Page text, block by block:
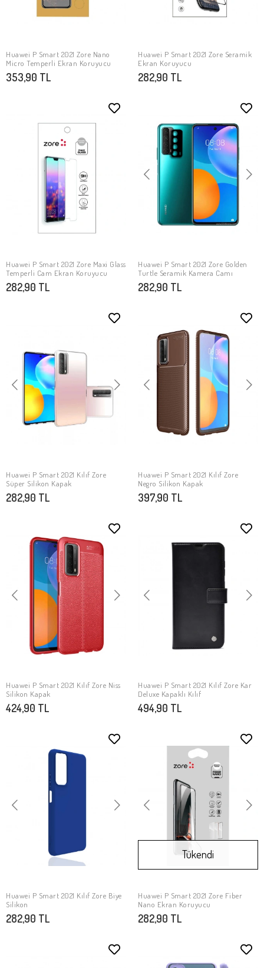
SEPETE EKLE
Huawei P Smart 2021 Zore Nano
Micro Temperli Ekran Koruyucu
353,90 TL
SEPETE EKLE
Huawei P Smart 2021 Zore Seramik
Ekran Koruyucu
282,90 TL
SEPETE EKLE
Huawei P Smart 2021 Zore Maxi Glass
Temperli Cam Ekran Koruyucu
282,90 TL
SEPETE EKLE
Huawei P Smart 2021 Zore Golden
Turtle Seramik Kamera Camı
282,90 TL
SEPETE EKLE
Huawei P Smart 2021 Kılıf Zore
Süper Silikon Kapak
282,90 TL
SEPETE EKLE
Huawei P Smart 2021 Kılıf Zore
Negro Silikon Kapak
397,90 TL
SEPETE EKLE
Huawei P Smart 2021 Kılıf Zore Niss
Silikon Kapak
424,90 TL
SEPETE EKLE
Huawei P Smart 2021 Kılıf Zore Kar
Deluxe Kapaklı Kılıf
494,90 TL
SEPETE EKLE
Huawei P Smart 2021 Kılıf Zore Biye
Silikon
282,90 TL
Stokta Yok
Tükendi
Huawei P Smart 2021 Zore Fiber
Nano Ekran Koruyucu
282,90 TL